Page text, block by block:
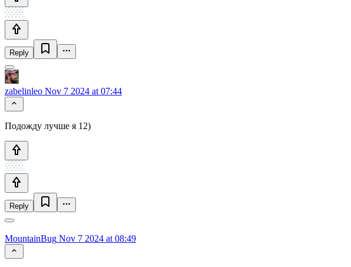
Reply
zabelinleo Nov 7 2024 at 07:44
Подожду лучше я 12)
Reply
MountainBug Nov 7 2024 at 08:49